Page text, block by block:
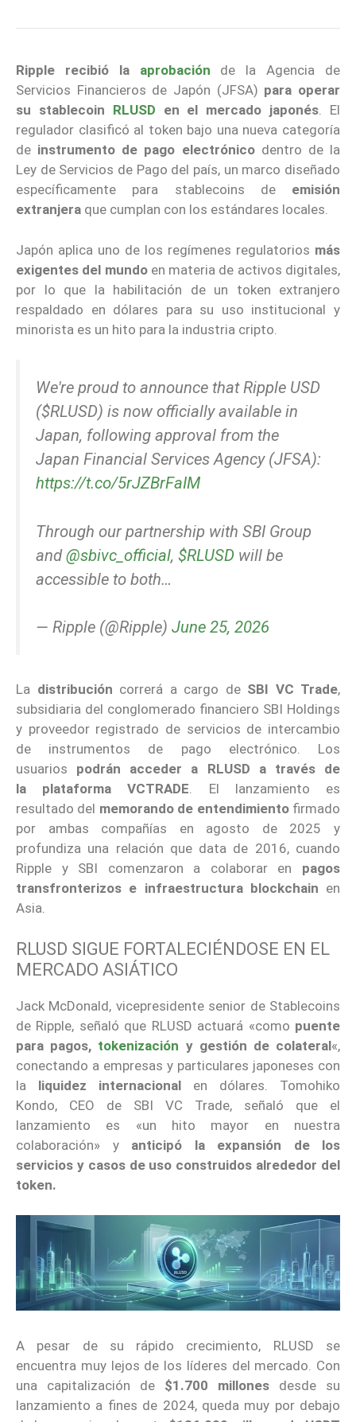
Ripple recibió la aprobación de la Agencia de
Servicios Financieros de Japón (JFSA) para operar
su stablecoin RLUSD en el mercado japonés. El
regulador clasificó al token bajo una nueva categoría
de instrumento de pago electrónicodentro de la
Ley de Servicios de Pago del país, un marco diseñado
específicamente para stablecoins de emisión
extranjera que cumplan con los estándares locales.
Japón aplica uno de los regímenes regulatorios más
exigentes del mundoen materia de activos digitales,
por lo que la habilitación de un token extranjero
respaldado en dólares para su uso institucional y
minorista es un hito para la industria cripto.
We're proud to announce that Ripple USD
($RLUSD) is now officially available in
Japan, following approval from the
Japan Financial Services Agency (JFSA):
https://t.co/5rJZBrFaIM
Through our partnership with SBI Group
and@sbivc_official, $RLUSD will be
accessible to both…
— Ripple (@Ripple) June 25, 2026
La distribución correrá a cargo de SBI VC Trade,
subsidiaria del conglomerado financiero SBI Holdings
y proveedor registrado de servicios de intercambio
de instrumentos de pago electrónico. Los
usuarios podrán acceder a RLUSD a través de
la
plataforma VCTRADE. El lanzamiento es
resultado del memorando de entendimientofirmado
por ambas compañías en agosto de 2025 y
profundiza una relación que data de 2016, cuando
Ripple y SBI comenzaron a colaborar en pagos
transfronterizos e infraestructura blockchain en
Asia.
RLUSD SIGUE FORTALECIÉNDOSE EN EL
MERCADO ASIÁTICO
Jack McDonald, vicepresidente senior de Stablecoins
de Ripple, señaló que RLUSD actuará «como puente
para pagos, tokenización y gestión de colateral«,
conectando a empresas y particulares japoneses con
la liquidez internacional en dólares. Tomohiko
Kondo, CEO de SBI VC Trade, señaló que el
lanzamiento es «un hito mayor en nuestra
colaboración» y anticipó la expansión de los
servicios y casos de uso construidos alrededor del
token.
A pesar de su rápido crecimiento, RLUSD se
encuentra muy lejos de los líderes del mercado. Con
una capitalización de $1.700 millones desde su
lanzamiento a fines de 2024, queda muy por debajo